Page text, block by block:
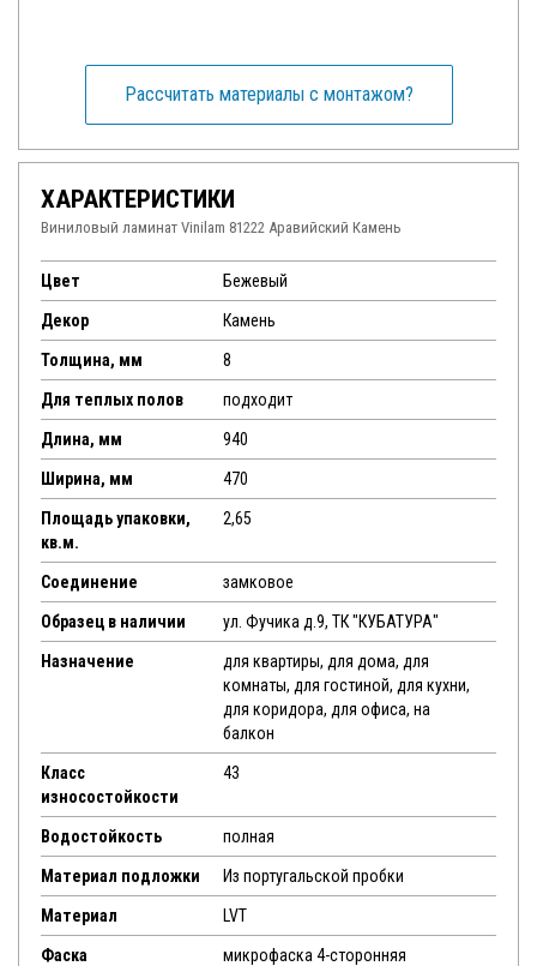
Рассчитать материалы с монтажом?
ХАРАКТЕРИСТИКИ
Виниловый ламинат Vinilam 81222 Аравийский Камень
Цвет Бежевый
Декор Камень
Толщина, мм 8
Для теплых полов подходит
Длина, мм 940
Ширина, мм 470
Площадь упаковки,
кв.м.
2,65
Соединение замковое
Образец в наличии ул. Фучика д.9, ТК "КУБАТУРА"
Назначение
для квартиры, для дома, для
комнаты, для гостиной, для кухни,
для коридора, для офиса, на
балкон
Класс
износостойкости
43
Водостойкость полная
Материал подложки Из португальской пробки
Материал LVT
Фаска микрофаска 4-сторонняя